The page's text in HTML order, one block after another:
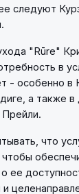
следуют
"Rūre"
в
- особенно в
а также в
Прейли.
что
ее